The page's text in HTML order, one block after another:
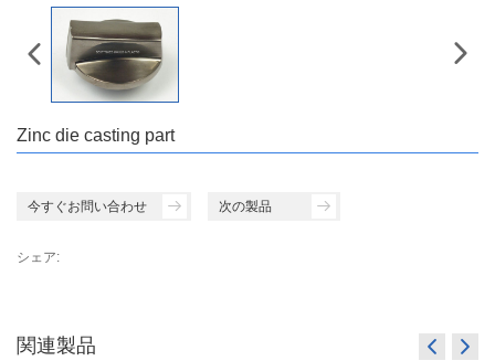
Zinc die casting part
今すぐお問い合わせ 次の製品
シェア:
関連製品